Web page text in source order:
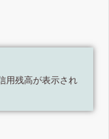
用残高が表示され